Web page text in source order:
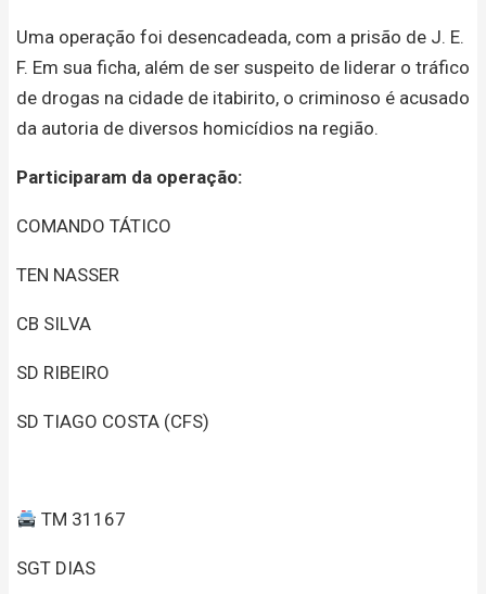
Uma operação foi desencadeada, com a prisão de J. E.
F. Em sua ficha, além de ser suspeito de liderar o tráfico
de drogas na cidade de itabirito, o criminoso é acusado
da autoria de diversos homicídios na região.
Participaram da operação:
COMANDO TÁTICO
TEN NASSER
CB SILVA
SD RIBEIRO
SD TIAGO COSTA (CFS)
TM 31167
SGT DIAS